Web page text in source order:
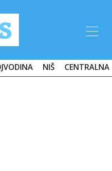
NIŠ CENTRALNA